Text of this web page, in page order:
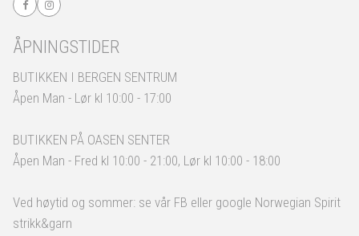
ÅPNINGSTIDER
BUTIKKEN I BERGEN SENTRUM
Åpen Man - Lør kl 10:00 - 17:00
BUTIKKEN PÅ OASEN SENTER
Åpen Man - Fred kl 10:00 - 21:00, Lør kl 10:00 - 18:00
Ved høytid og sommer: se vår FB eller google Norwegian Spirit
strikk&garn